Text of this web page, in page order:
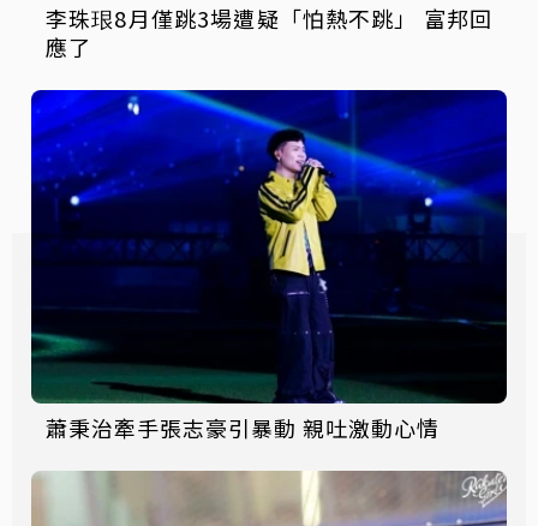
李珠珢8月僅跳3場遭疑「怕熱不跳」 富邦回
應了
蕭秉治牽手張志豪引暴動 親吐激動心情